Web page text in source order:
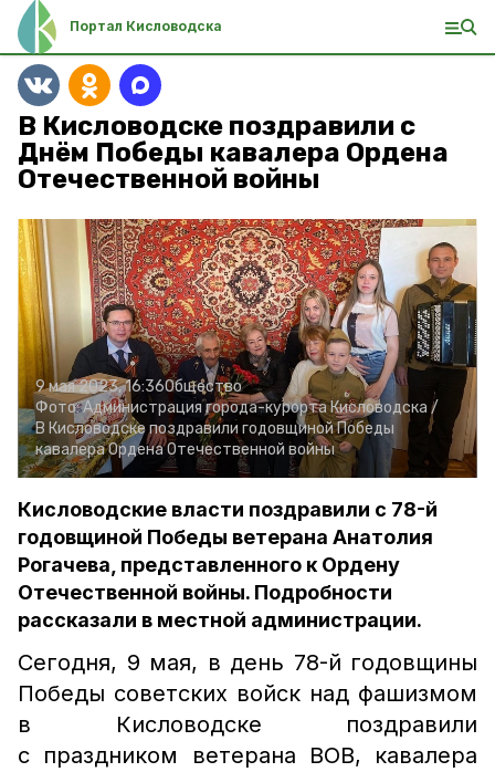
Портал Кисловодска
В Кисловодске поздравили с
Днём Победы кавалера Ордена
Отечественной войны
9 мая 2023, 16:36Общество
Фото:Администрация города-курорта Кисловодска /
В Кисловодске поздравили годовщиной Победы
кавалера Ордена Отечественной войны
Кисловодские власти поздравили с 78-й
годовщиной Победы ветерана Анатолия
Рогачева, представленного к Ордену
Отечественной войны. Подробности
рассказали в местной администрации.
Сегодня, 9 мая, в день 78-й годовщины
Победы советских войск над фашизмом
в Кисловодске поздравили
с праздником ветерана ВОВ, кавалера